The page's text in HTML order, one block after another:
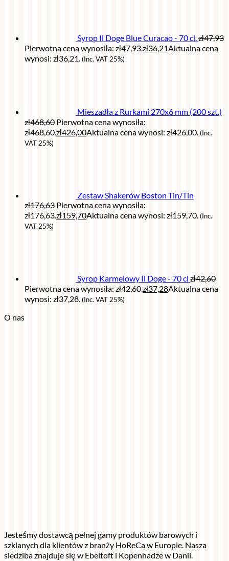
Syrop Il Doge Blue Curacao - 70 cl.zł47,93
Pierwotna cena wynosiła: zł47,93.zł36,21Aktualna cena
wynosi: zł36,21.(Inc. VAT 25%)
Mieszadła z Rurkami 270x6 mm (200 szt.)
zł468,60 Pierwotna cena wynosiła:
zł468,60.zł426,00Aktualna cena wynosi: zł426,00.(Inc.
VAT 25%)
Zestaw Shakerów Boston Tin/Tin
zł176,63 Pierwotna cena wynosiła:
zł176,63.zł159,70Aktualna cena wynosi: zł159,70.(Inc.
VAT 25%)
Syrop Karmelowy Il Doge - 70 cl zł42,60
Pierwotna cena wynosiła: zł42,60.zł37,28Aktualna cena
wynosi: zł37,28.(Inc. VAT 25%)
O nas
Jesteśmy dostawcą pełnej gamy produktów barowych i
szklanych dla klientów z branży HoReCa w Europie. Nasza
siedziba znajduje się w Ebeltoft i Kopenhadze w Danii.